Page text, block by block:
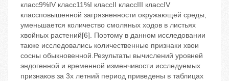
класс9%IV класс11%I классII классIII классIV
классповышенной загрязненности окружающей среды,
уменьшается количество смоляных ходов в листьях
хвойных растений[6]. Поэтому в данном исследовании
также исследовались количественные признаки хвои
сосны обыкновенной.Результаты вычислений уровней
эндогенной и временной изменчивости исследуемых
признаков за 3х летний период приведены в таблицах